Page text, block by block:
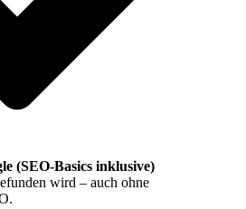
(SEO-Basics inklusive)
wird – auch ohne